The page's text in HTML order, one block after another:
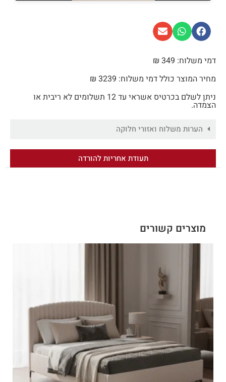
דמי משלוח: 349 ₪
מחיר המוצר כולל דמי משלוח: 3239 ₪
ניתן לשלם בכרטיס אשראי עד 12 תשלומים לא ריבית או
הצמדה.
הערות משלוח ואזורי חלוקה
תעודת אחריות להורדה
מוצרים קשורים